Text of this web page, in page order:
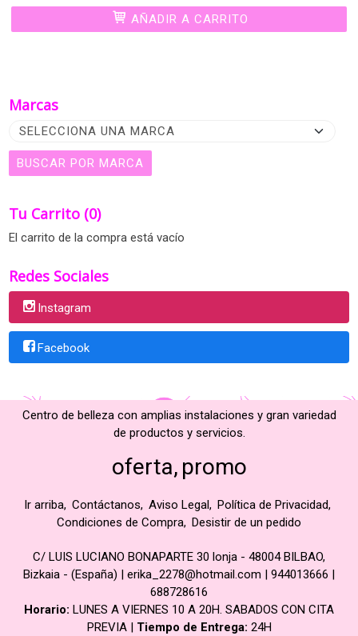
Marcas
Tu Carrito (0)
El carrito de la compra está vacío
Redes Sociales
Instagram
Facebook
AÑADIR A CARRITO
Centro de belleza con amplias instalaciones y gran variedad
de productos y servicios.
oferta promo
Ir arriba Contáctanos Aviso Legal
Política de Privacidad
Condiciones de Compra
Desistir de un pedido
C/ LUIS LUCIANO BONAPARTE 30 lonja - 48004 BILBAO,
Bizkaia - (España) | erika_2278@hotmail.com | 944013666
688728616
Horario: LUNES A VIERNES 10 A 20H. SABADOS CON CITA
PREVIA | Tiempo de Entrega: 24H